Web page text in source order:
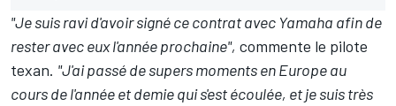
"Je suis ravi d'avoir signé ce contrat avec Yamaha afin de
rester avec eux l'année prochaine", commente le pilote
texan. "J'ai passé de supers moments en Europe au
cours de l'année et demie qui s'est écoulée, et je suis très